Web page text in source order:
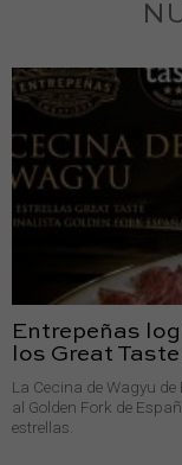
Entrepeñas
los Great
La Cecina de Wagyu
al Golden Fork de
estrellas.